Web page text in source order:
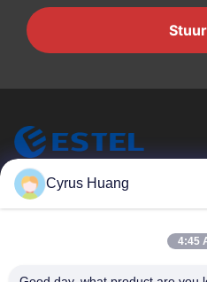
ESTEL (GUANGDONG)
Thuis
Cyrus Huang
4:45